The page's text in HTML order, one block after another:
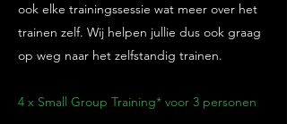
ook elke trainingssessie wat meer over het
trainen zelf. Wij helpen jullie dus ook graag
op weg naar het zelfstandig trainen.
4 x Small Group Training* voor 3 personen